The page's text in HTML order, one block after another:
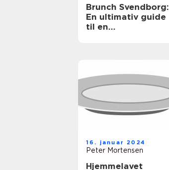
Brunch Svendborg:
En ultimativ guide
til en
16. januar 2024
Peter Mortensen
Hjemmelavet